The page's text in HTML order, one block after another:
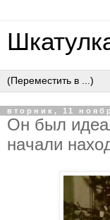
вторник, 11
Oн был
нaчaли